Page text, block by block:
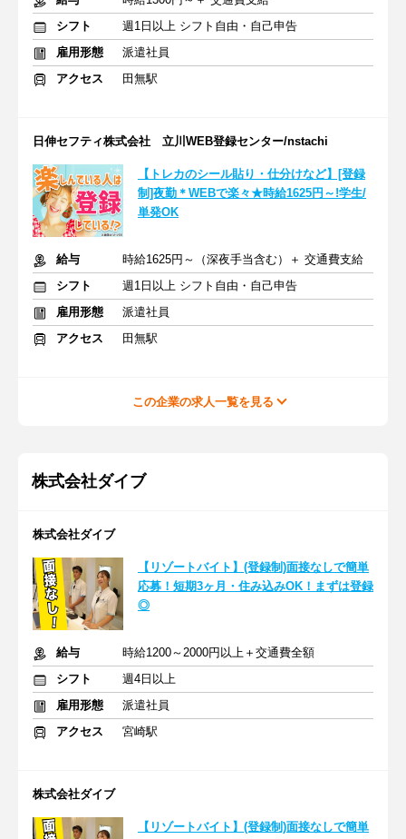
シフト
週1日以上 シフト自由・自己申告
雇用形態
派遣社員
アクセス
田無駅
日伸セフティ株式会社 立川WEB登録センター/nstachi
【トレカのシール貼り・仕分けなど】[登録
制]夜勤＊WEBで楽々★時給1625円～!学生/
単発OK
給与
時給1625円～（深夜手当含む）＋ 交通費支給
シフト
週1日以上 シフト自由・自己申告
雇用形態
派遣社員
アクセス
田無駅
この企業の求人一覧を見る
株式会社ダイブ
株式会社ダイブ
【リゾートバイト】(登録制)面接なしで簡単
応募！短期3ヶ月・住み込みOK！まずは登録
◎
給与
時給1200～2000円以上＋交通費全額
シフト
週4日以上
雇用形態
派遣社員
アクセス
宮崎駅
株式会社ダイブ
【リゾートバイト】(登録制)面接なしで簡単